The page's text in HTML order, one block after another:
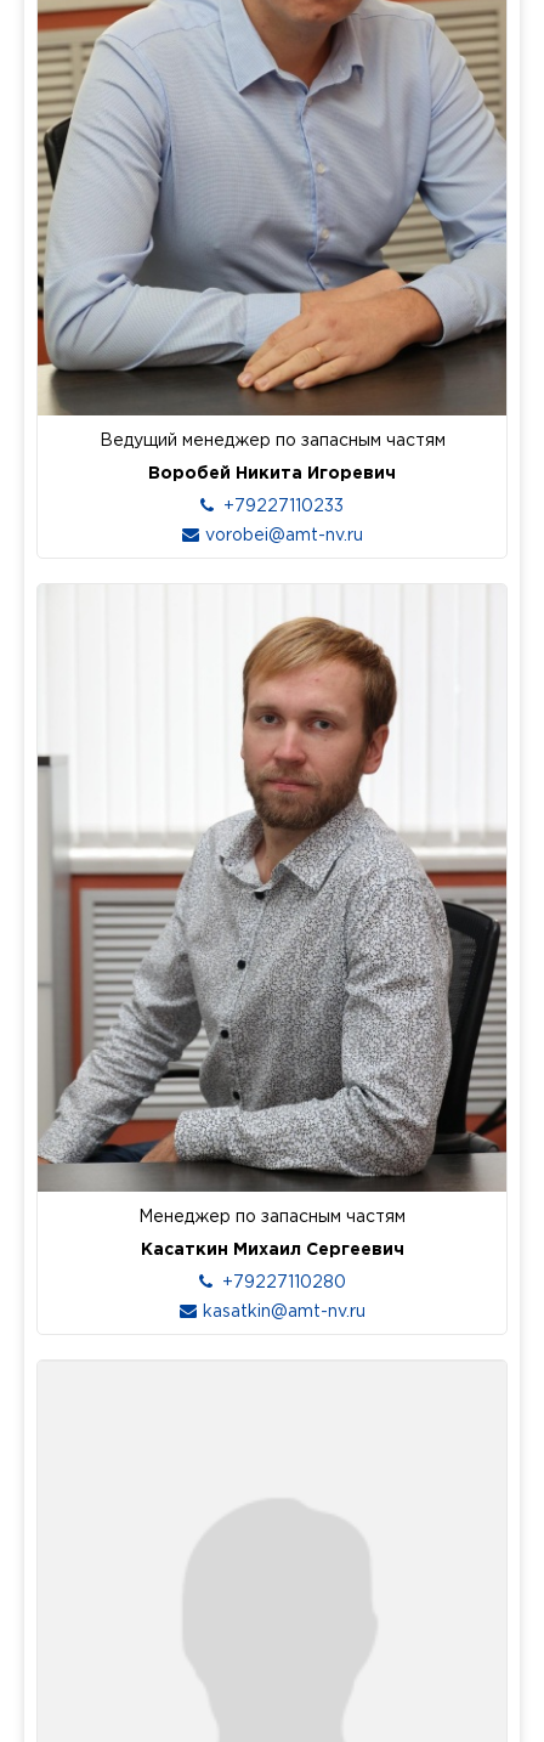
Ведущий менеджер по запасным частям
Воробей Никита Игоревич
+79227110233
vorobei@amt-nv.ru
Менеджер по запасным частям
Касаткин Михаил Сергеевич
+79227110280
kasatkin@amt-nv.ru